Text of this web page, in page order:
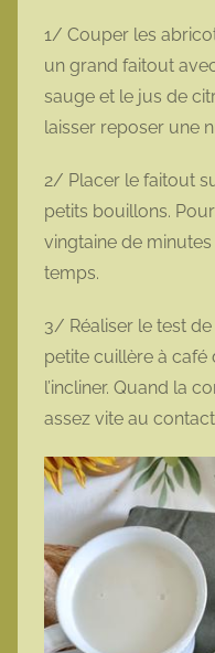
1/ Couper les
un grand faitout
sauge et le jus de
laisser reposer une
2/ Placer le faitout
petits bouillons.
vingtaine de
temps.
3/ Réaliser le test de
petite cuillère à café
l’incliner. Quand la
assez vite au